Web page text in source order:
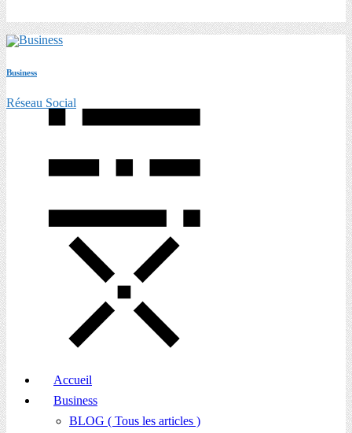
Business
Réseau Social
Accueil
Business
BLOG ( Tous les articles )